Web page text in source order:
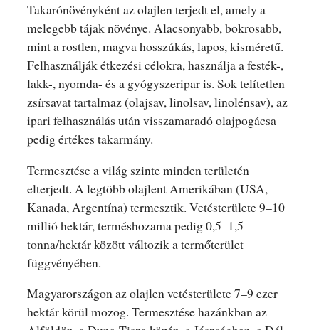
Takarónövényként az olajlen terjedt el, amely a
melegebb tájak növénye. Alacsonyabb, bokrosabb,
mint a rostlen, magva hosszúkás, lapos, kisméretű.
Felhasználják étkezési célokra, használja a festék-,
lakk-, nyomda- és a gyógyszeripar is. Sok telítetlen
zsírsavat tartalmaz (olajsav, linolsav, linolénsav), az
ipari felhasználás után visszamaradó olajpogácsa
pedig értékes takarmány.
Termesztése a világ szinte minden területén
elterjedt. A legtöbb olajlent Amerikában (USA,
Kanada, Argentína) termesztik. Vetésterülete 9–10
millió hektár, terméshozama pedig 0,5–1,5
tonna/hektár között változik a termőterület
függvényében.
Magyarországon az olajlen vetésterülete 7–9 ezer
hektár körül mozog. Termesztése hazánkban az